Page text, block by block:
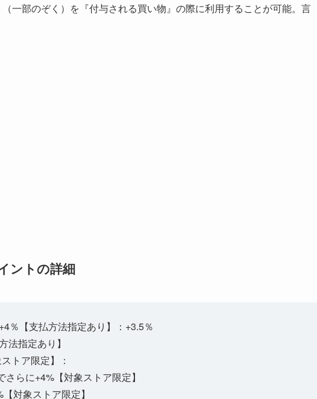
一部のぞく）を『付与される買い物』の際に利用することが可能。言
ントの詳細
％【支払方法指定あり】：+3.5％
法指定あり】
トア限定】：
らに+4%【対象ストア限定】
対象ストア限定】